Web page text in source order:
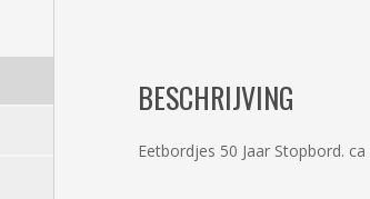
BESCHRIJVING
Eetbordjes 50 Jaar Stopbord.